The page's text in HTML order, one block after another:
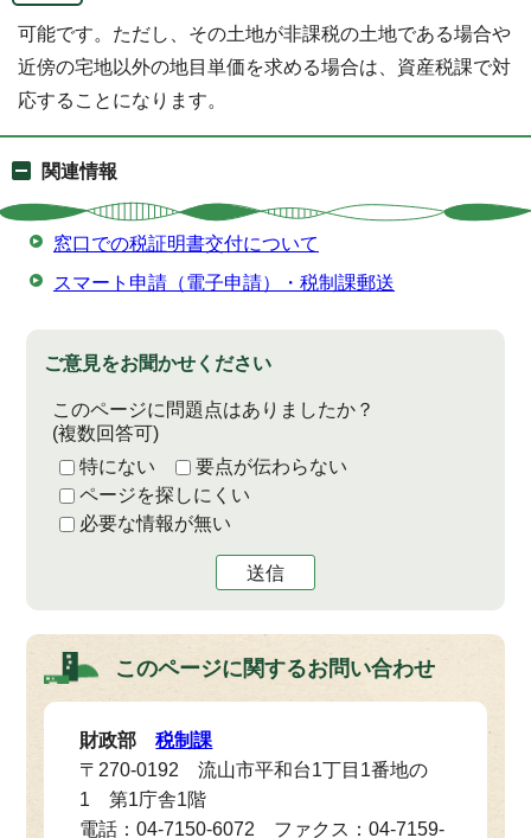
可能です。ただし、その土地が非課税の土地である場合や
近傍の宅地以外の地目単価を求める場合は、資産税課で対
応することになります。
関連情報
窓口での税証明書交付について
スマート申請（電子申請）・税制課郵送
ご意見をお聞かせください
このページに問題点はありましたか？
(複数回答可)
特にない
要点が伝わらない
ページを探しにくい
必要な情報が無い
送信
このページに関するお問い合わせ
財政部税制課
〒270-0192 流山市平和台1丁目1番地の
1 第1庁舎1階
電話：04-7150-6072 ファクス：04-7159-